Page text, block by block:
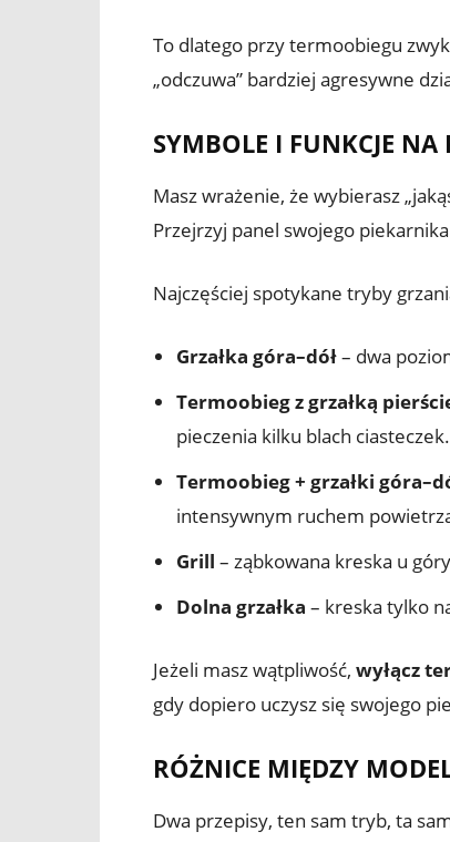
To dlatego przy termoobiegu
„odczuwa” bardziej agresywne
SYMBOLE I FUNKCJE
Masz wrażenie, że wybierasz
Przejrzyj panel swojego
Najczęściej spotykane tryby
Grzałka góra–dół– dwa
Termoobieg z grzałką
pieczenia kilku blach ciasteczek.
Termoobieg + grzałki
intensywnym ruchem
Grill – ząbkowana kreska u
Dolna grzałka – kreska tylko
Jeżeli masz wątpliwość, wyłącz
gdy dopiero uczysz się swojego
RÓŻNICE MIĘDZY
Dwa przepisy, ten sam tryb, ta